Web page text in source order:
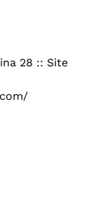
28 :: Site